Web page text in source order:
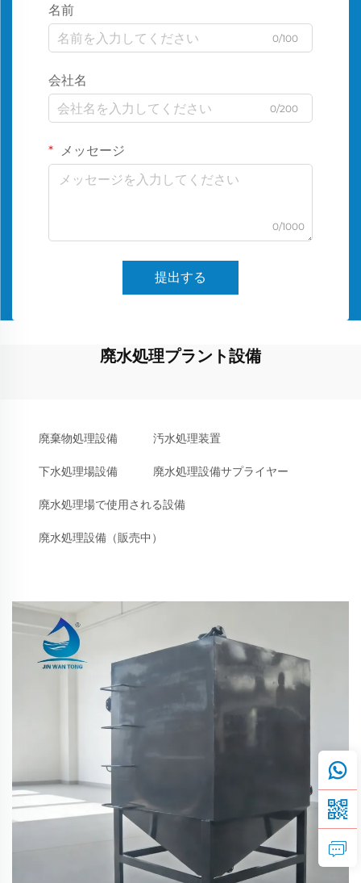
名前
0/100
会社名
0/200
メッセージ
0/1000
提出する
廃水処理プラント設備
廃棄物処理設備 汚水処理装置
下水処理場設備 廃水処理設備サプライヤー
廃水処理場で使用される設備
廃水処理設備（販売中）